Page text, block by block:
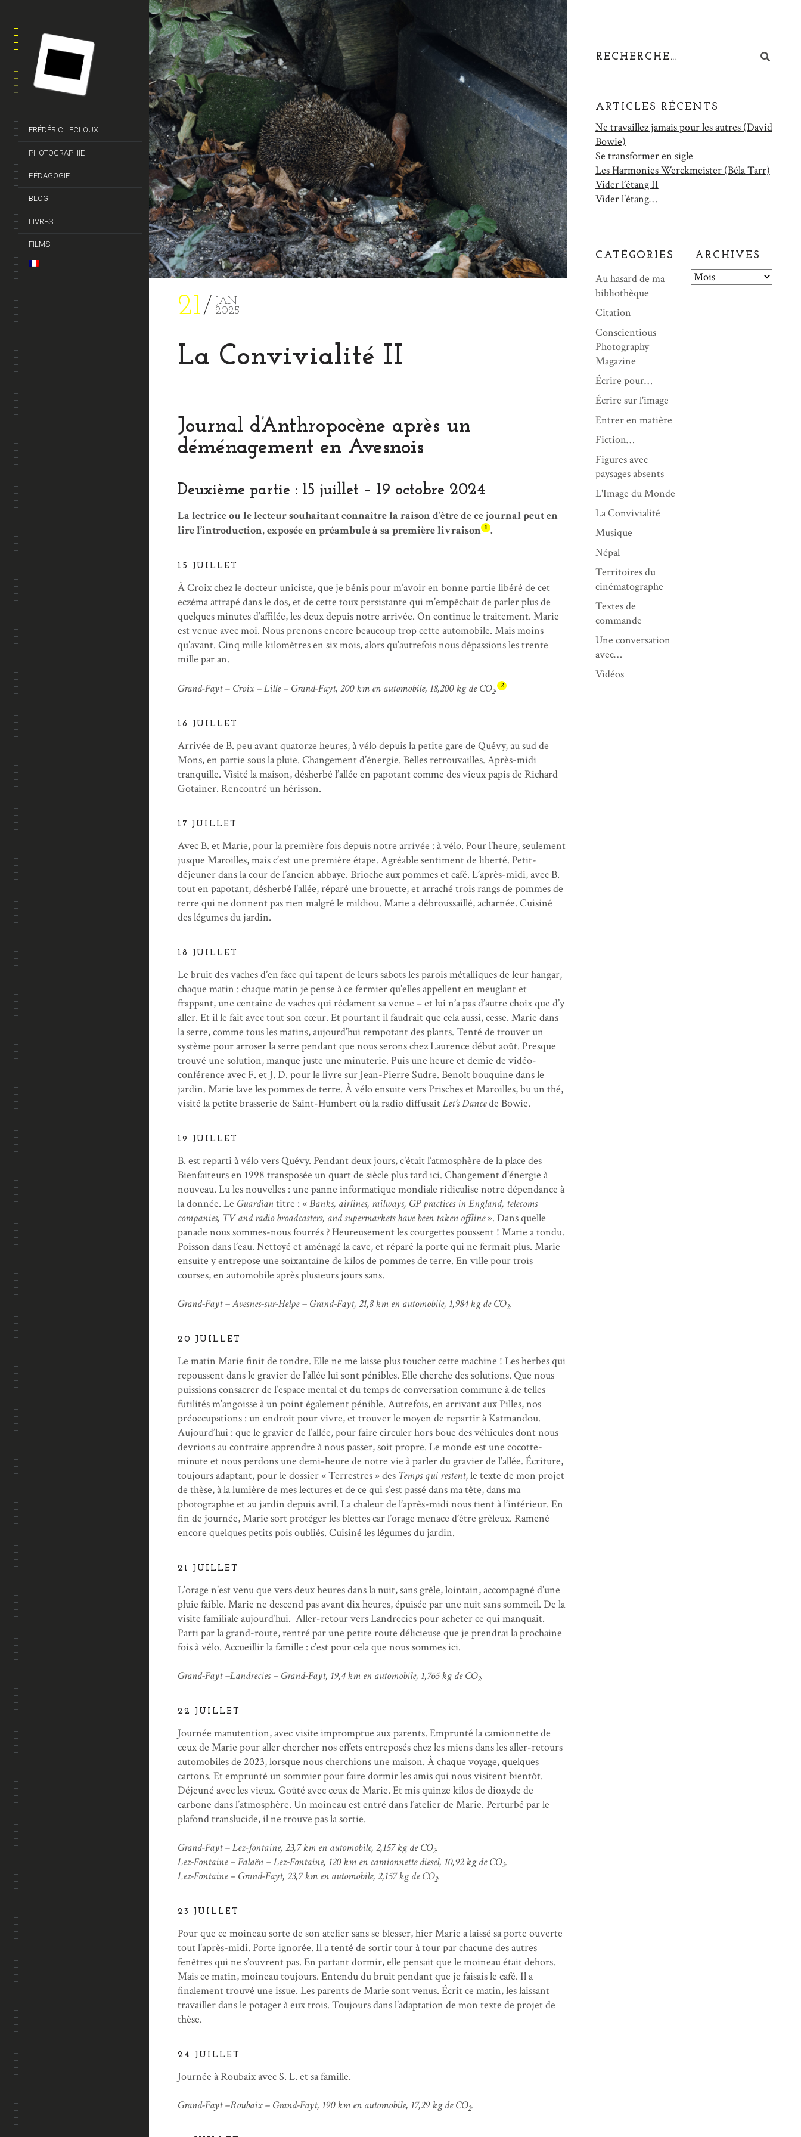
FRÉDÉRIC LECLOUX
PHOTOGRAPHIE
PÉDAGOGIE
BLOG
LIVRES
FILMS
21
JAN
2025
La Convivialité II
Journal d’Anthropocène après un
déménagement en Avesnois
Deuxième partie : 15 juillet – 19 octobre 2024
La lectrice ou le lecteur souhaitant connaître la raison d’être de ce journal peut en
lire l’introduction, exposée en préambule à sa première livraison 1 .
15 JUILLET
À Croix chez le docteur uniciste, que je bénis pour m’avoir en bonne partie libéré de cet
eczéma attrapé dans le dos, et de cette toux persistante qui m’empêchait de parler plus de
quelques minutes d’affilée, les deux depuis notre arrivée. On continue le traitement. Marie
est venue avec moi. Nous prenons encore beaucoup trop cette automobile. Mais moins
qu’avant. Cinq mille kilomètres en six mois, alors qu’autrefois nous dépassions les trente
mille par an.
Grand-Fayt – Croix – Lille – Grand-Fayt, 200 km en automobile, 18,200 kg de CO2. 2
16 JUILLET
Arrivée de B. peu avant quatorze heures, à vélo depuis la petite gare de Quévy, au sud de
Mons, en partie sous la pluie. Changement d’énergie. Belles retrouvailles. Après-midi
tranquille. Visité la maison, désherbé l’allée en papotant comme des vieux papis de Richard
Gotainer. Rencontré un hérisson.
17 JUILLET
Avec B. et Marie, pour la première fois depuis notre arrivée : à vélo. Pour l’heure, seulement
jusque Maroilles, mais c’est une première étape. Agréable sentiment de liberté. Petit-
déjeuner dans la cour de l’ancien abbaye. Brioche aux pommes et café. L’après-midi, avec B.
tout en papotant, désherbé l’allée, réparé une brouette, et arraché trois rangs de pommes de
terre qui ne donnent pas rien malgré le mildiou. Marie a débroussaillé, acharnée. Cuisiné
des légumes du jardin.
18 JUILLET
Le bruit des vaches d’en face qui tapent de leurs sabots les parois métalliques de leur hangar,
chaque matin : chaque matin je pense à ce fermier qu’elles appellent en meuglant et
frappant, une centaine de vaches qui réclament sa venue – et lui n’a pas d’autre choix que d’y
aller. Et il le fait avec tout son cœur. Et pourtant il faudrait que cela aussi, cesse. Marie dans
la serre, comme tous les matins, aujourd’hui rempotant des plants. Tenté de trouver un
système pour arroser la serre pendant que nous serons chez Laurence début août. Presque
trouvé une solution, manque juste une minuterie. Puis une heure et demie de vidéo-
conférence avec F. et J. D. pour le livre sur Jean-Pierre Sudre. Benoît bouquine dans le
jardin. Marie lave les pommes de terre. À vélo ensuite vers Prisches et Maroilles, bu un thé,
visité la petite brasserie de Saint-Humbert où la radio diffusaitLet’s Dancede Bowie.
19 JUILLET
B. est reparti à vélo vers Quévy. Pendant deux jours, c’était l’atmosphère de la place des
Bienfaiteurs en 1998 transposée un quart de siècle plus tard ici. Changement d’énergie à
nouveau. Lu les nouvelles : une panne informatique mondiale ridiculise notre dépendance à
la donnée. Le Guardiantitre : «Banks, airlines, railways, GP practices in England, telecoms
companies, TV and radio broadcasters, and supermarkets have been taken offline». Dans quelle
panade nous sommes-nous fourrés ? Heureusement les courgettes poussent ! Marie a tondu.
Poisson dans l’eau. Nettoyé et aménagé la cave, et réparé la porte qui ne fermait plus. Marie
ensuite y entrepose une soixantaine de kilos de pommes de terre. En ville pour trois
courses, en automobile après plusieurs jours sans.
Grand-Fayt – Avesnes-sur-Helpe – Grand-Fayt, 21,8 km en automobile, 1,984 kg de CO2.
20 JUILLET
Le matin Marie finit de tondre. Elle ne me laisse plus toucher cette machine ! Les herbes qui
repoussent dans le gravier de l’allée lui sont pénibles. Elle cherche des solutions. Que nous
puissions consacrer de l’espace mental et du temps de conversation commune à de telles
futilités m’angoisse à un point également pénible. Autrefois, en arrivant aux Pilles, nos
préoccupations : un endroit pour vivre, et trouver le moyen de repartir à Katmandou.
Aujourd’hui : que le gravier de l’allée, pour faire circuler hors boue des véhicules dont nous
devrions au contraire apprendre à nous passer, soit propre. Le monde est une cocotte-
minute et nous perdons une demi-heure de notre vie à parler du gravier de l’allée. Écriture,
toujours adaptant, pour le dossier « Terrestres » des Temps qui restent, le texte de mon projet
de thèse, à la lumière de mes lectures et de ce qui s’est passé dans ma tête, dans ma
photographie et au jardin depuis avril. La chaleur de l’après-midi nous tient à l’intérieur. En
fin de journée, Marie sort protéger les blettes car l’orage menace d’être grêleux. Ramené
encore quelques petits pois oubliés. Cuisiné les légumes du jardin.
21 JUILLET
L’orage n’est venu que vers deux heures dans la nuit, sans grêle, lointain, accompagné d’une
pluie faible. Marie ne descend pas avant dix heures, épuisée par une nuit sans sommeil. De la
visite familiale aujourd’hui. Aller-retour vers Landrecies pour acheter ce qui manquait.
Parti par la grand-route, rentré par une petite route délicieuse que je prendrai la prochaine
fois à vélo. Accueillir la famille : c’est pour cela que nous sommes ici.
Grand-Fayt –Landrecies – Grand-Fayt, 19,4 km en automobile, 1,765 kg de CO2.
22 JUILLET
Journée manutention, avec visite impromptue aux parents. Emprunté la camionnette de
ceux de Marie pour aller chercher nos effets entreposés chez les miens dans les aller-retours
automobiles de 2023, lorsque nous cherchions une maison. À chaque voyage, quelques
cartons. Et emprunté un sommier pour faire dormir les amis qui nous visitent bientôt.
Déjeuné avec les vieux. Goûté avec ceux de Marie. Et mis quinze kilos de dioxyde de
carbone dans l’atmosphère. Un moineau est entré dans l’atelier de Marie. Perturbé par le
plafond translucide, il ne trouve pas la sortie.
Grand-Fayt – Lez-fontaine, 23,7 km en automobile, 2,157 kg de CO2.
Lez-Fontaine – Falaën – Lez-Fontaine, 120 km en camionnette diesel, 10,92 kg de CO2.
Lez-Fontaine – Grand-Fayt, 23,7 km en automobile, 2,157 kg de CO2.
23 JUILLET
Pour que ce moineau sorte de son atelier sans se blesser, hier Marie a laissé sa porte ouverte
tout l’après-midi. Porte ignorée. Il a tenté de sortir tour à tour par chacune des autres
fenêtres qui ne s’ouvrent pas. En partant dormir, elle pensait que le moineau était dehors.
Mais ce matin, moineau toujours. Entendu du bruit pendant que je faisais le café. Il a
finalement trouvé une issue. Les parents de Marie sont venus. Écrit ce matin, les laissant
travailler dans le potager à eux trois. Toujours dans l’adaptation de mon texte de projet de
thèse.
24 JUILLET
Journée à Roubaix avec S. L. et sa famille.
Grand-Fayt –Roubaix – Grand-Fayt, 190 km en automobile, 17,29 kg de CO2.
ARTICLES RÉCENTS
Ne travaillez jamais pour les autres (David
Bowie)
Se transformer en sigle
Les Harmonies Werckmeister (Béla Tarr)
Vider l’étang II
Vider l’étang…
CATÉGORIES
Au hasard de ma
bibliothèque
Citation
Conscientious
Photography
Magazine
Écrire pour…
Écrire sur l'image
Entrer en matière
Fiction…
Figures avec
paysages absents
L'Image du Monde
La Convivialité
Musique
Népal
Territoires du
cinématographe
Textes de
commande
Une conversation
avec…
Vidéos
ARCHIVES
A